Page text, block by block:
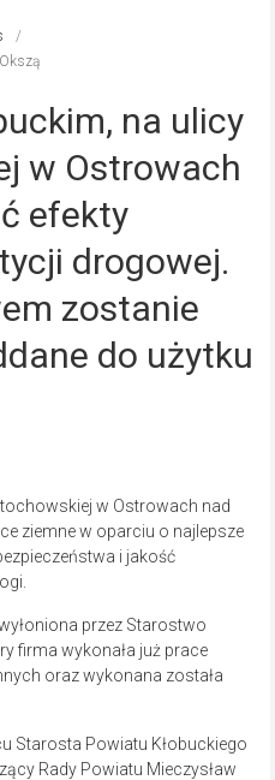
na ulicy
w Ostrowach
efekty
drogowej.
zostanie
do użytku
w Ostrowach nad
ziemne w oparciu o najlepsze
i jakość
przez Starostwo
firma wykonała już prace
oraz wykonana została
Starosta Powiatu Kłobuckiego
Rady Powiatu Mieczysław